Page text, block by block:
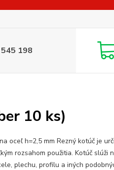
198
10 ks)
oceľ h=2,5 mm Rezný kotúč je
rozsahom použitia. Kotúč slúži
plechu, profilu a iných